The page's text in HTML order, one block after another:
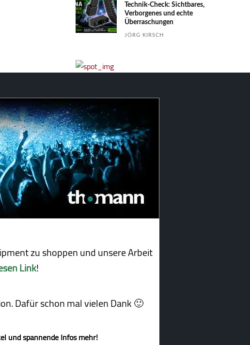
Technik-Check: Sichtbares,
Verborgenes und echte
Überraschungen
JÖRG KIRSCH
zu shoppen und unsere Arbeit
Link!
Dafür schon mal vielen Dank 🙂
und spannende Infos mehr!